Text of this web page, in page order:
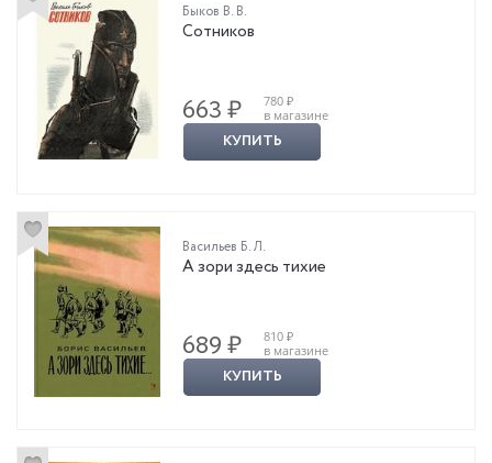
Быков В. В.
Сотников
663 ₽
780 ₽
в магазине
КУПИТЬ
Васильев Б. Л.
А зори здесь тихие
689 ₽
810 ₽
в магазине
КУПИТЬ